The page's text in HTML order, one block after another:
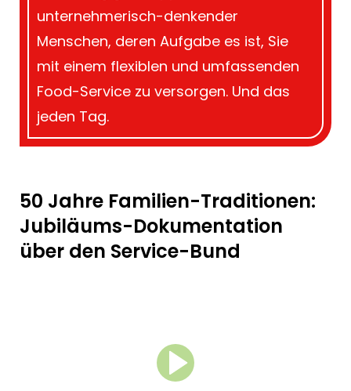
unternehmerisch-denkender
Menschen, deren Aufgabe es ist, Sie
mit einem flexiblen und umfassenden
Food-Service zu versorgen. Und das
jeden Tag.
50 Jahre Familien-Traditionen:
Jubiläums-Dokumentation
über den Service-Bund